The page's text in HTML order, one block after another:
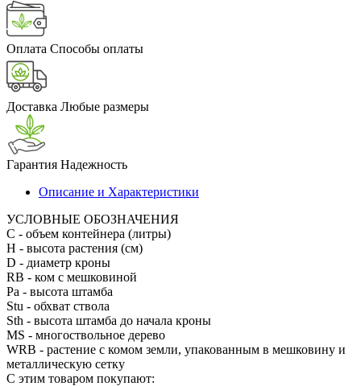
Оплата Способы оплаты
Доставка Любые размеры
Гарантия Надежность
Описание и Характеристики
УСЛОВНЫЕ ОБОЗНАЧЕНИЯ
С - объем контейнера (литры)
H - высота растения (см)
D - диаметр кроны
RB - ком с мешковиной
Pa - высота штамба
Stu - обхват ствола
Sth - высота штамба до начала кроны
MS - многоствольное дерево
WRB - растение с комом земли, упакованным в мешковину и
металлическую сетку
С этим товаром покупают: